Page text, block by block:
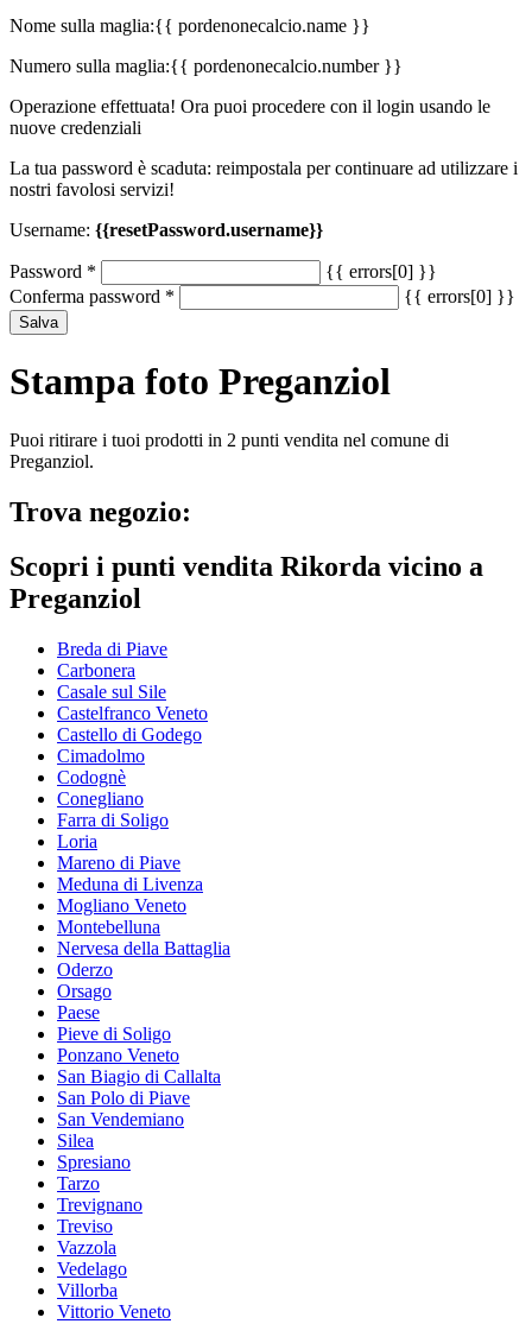
Nome sulla maglia:{{ pordenonecalcio.name }}
Numero sulla maglia:{{ pordenonecalcio.number }}
Operazione effettuata! Ora puoi procedere con il login usando le
nuove credenziali
La tua password è scaduta: reimpostala per continuare ad utilizzare i
nostri favolosi servizi!
Username: {{resetPassword.username}}
Password *
{{ errors[0] }}
Conferma password * {{ errors[0] }}
Salva
Stampa foto Preganziol
Puoi ritirare i tuoi prodotti in 2 punti vendita nel comune di
Preganziol.
Trova negozio:
Scopri i punti vendita Rikorda vicino a
Preganziol
Breda di Piave
Carbonera
Casale sul Sile
Castelfranco Veneto
Castello di Godego
Cimadolmo
Codognè
Conegliano
Farra di Soligo
Loria
Mareno di Piave
Meduna di Livenza
Mogliano Veneto
Montebelluna
Nervesa della Battaglia
Oderzo
Orsago
Paese
Pieve di Soligo
Ponzano Veneto
San Biagio di Callalta
San Polo di Piave
San Vendemiano
Silea
Spresiano
Tarzo
Trevignano
Treviso
Vazzola
Vedelago
Villorba
Vittorio Veneto